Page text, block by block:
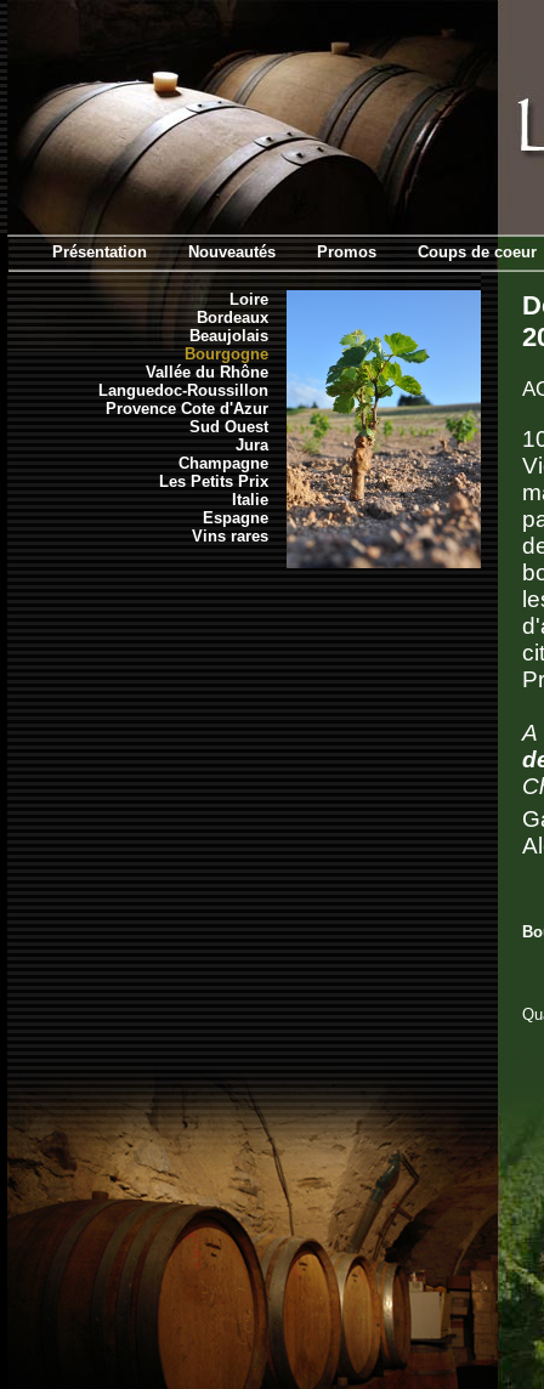
Présentation Nouveautés Promos Coups de coeur
Loire
Bordeaux
Beaujolais
Bourgogne
Vallée du Rhône
Languedoc-Roussillon
Provence Cote d'Azur
Sud Ouest
Jura
Champagne
Les Petits Prix
Italie
Espagne
Vins rares
A